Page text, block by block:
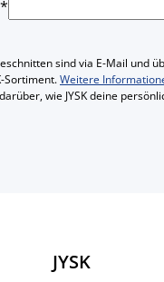
sind via E-Mail und
Sortiment.Weitere
wie JYSK deine
JYSK